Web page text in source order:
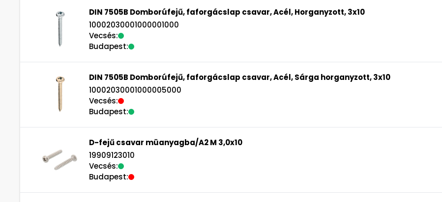
DIN 7505B Domborúfejű, faforgácslap csavar, Acél, Horganyzott, 3x10
10002030001000001000
Vecsés:
Budapest:
DIN 7505B Domborúfejű, faforgácslap csavar, Acél, Sárga horganyzott, 3x10
10002030001000005000
Vecsés:
Budapest:
D-fejű csavar müanyagba/A2 M 3,0x10
19909123010
Vecsés:
Budapest: